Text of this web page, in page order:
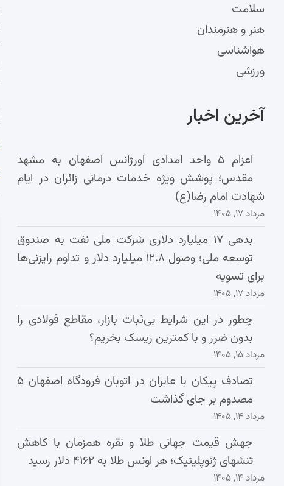
سلامت
هنر و هنرمندان
هواشناسی
ورزشی
آخرین اخبار
اعزام ۵ واحد امدادی اورژانس اصفهان به مشهد
مقدس؛ پوشش ویژه خدمات درمانی زائران در ایام
شهادت امام رضا(ع)
مرداد ۱۷, ۱۴۰۵
بدهی ۱۷ میلیارد دلاری شرکت ملی نفت به صندوق
توسعه ملی؛ وصول ۱۲.۸ میلیارد دلار و تداوم رایزنی‌ها
برای تسویه
مرداد ۱۷, ۱۴۰۵
چطور در این شرایط بی‌ثبات بازار، مقاطع فولادی را
بدون ضرر و با کمترین ریسک بخریم؟
مرداد ۱۵, ۱۴۰۵
تصادف پیکان با عابران در اتوبان فرودگاه اصفهان ۵
مصدوم بر جای گذاشت
مرداد ۱۴, ۱۴۰۵
جهش قیمت جهانی طلا و نقره همزمان با کاهش
تنشهای ژئوپلیتیک؛ هر اونس طلا به ۴۱۶۲ دلار رسید
مرداد ۱۴, ۱۴۰۵